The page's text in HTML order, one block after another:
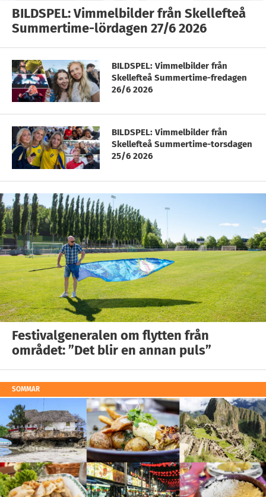
BILDSPEL: Vimmelbilder från Skellefteå
Summertime-lördagen 27/6 2026
BILDSPEL: Vimmelbilder från
Skellefteå Summertime-fredagen
26/6 2026
BILDSPEL: Vimmelbilder från
Skellefteå Summertime-torsdagen
25/6 2026
Festivalgeneralen om flytten från
området: ”Det blir en annan puls”
SOMMAR